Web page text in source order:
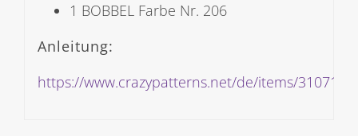
1 BOBBEL Farbe Nr. 206
Anleitung:
https://www.crazypatterns.net/de/items/31071